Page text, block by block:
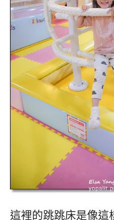
這裡的跳跳床是像這